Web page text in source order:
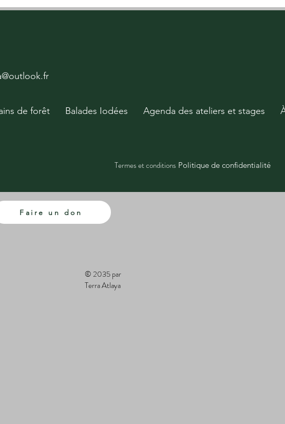
de forêt Balades Iodées Agenda des ateliers et stages
Termes et conditions Politique de confidentialité
Faire un don
© 2035 par
Terra Atlaya